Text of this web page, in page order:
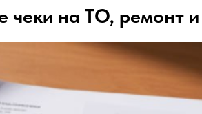
чеки на ТО, ремонт и